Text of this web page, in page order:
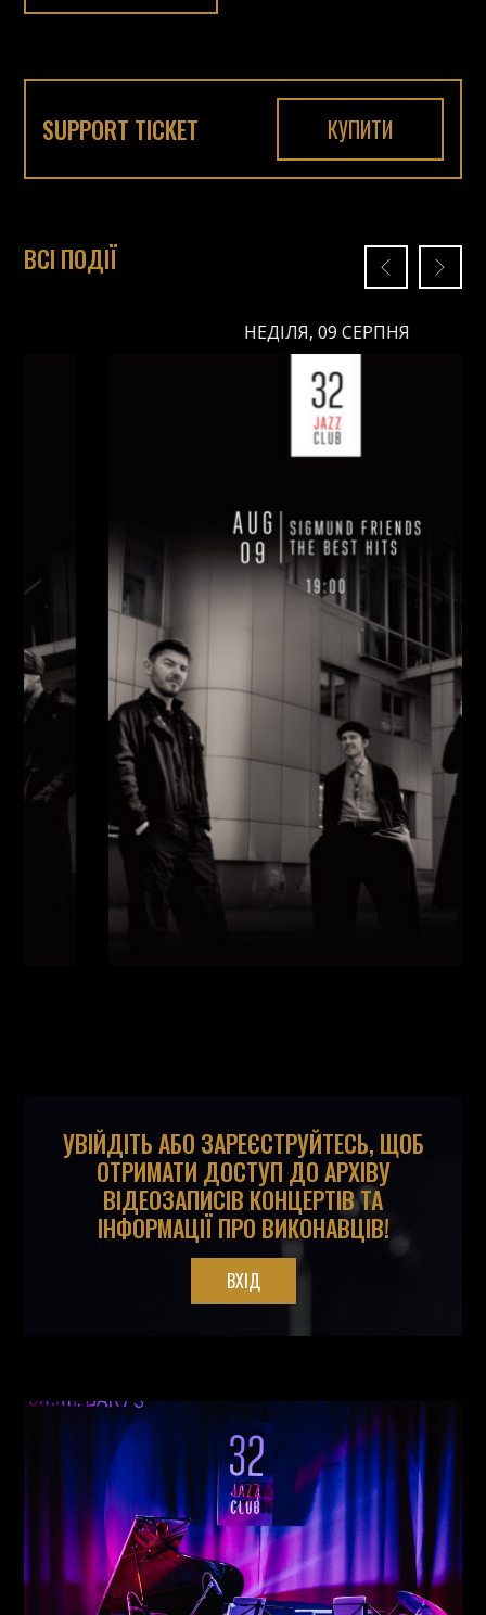
SUPPORT TICKET КУПИТИ
ВСІ ПОДІЇ
НЕДІЛЯ, 09 СЕРПНЯ
НЕДІЛЯ, 09 СЕРПНЯ
Ціна:
Виконавці:Павло Литвиненко Рояль,) /Денис
Дудко
(Бас,) /Олександр Люлякін (Барабани,) /
УВІЙДІТЬ АБО ЗАРЕЄСТРУЙТЕСЬ, ЩОБ
ОТРИМАТИ ДОСТУП ДО АРХІВУ
ВІДЕОЗАПИСІВ КОНЦЕРТІВ ТА
ІНФОРМАЦІЇ ПРО ВИКОНАВЦІВ!
ВХІД